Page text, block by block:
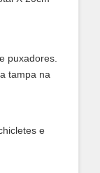
puxadores.
tampa na
e